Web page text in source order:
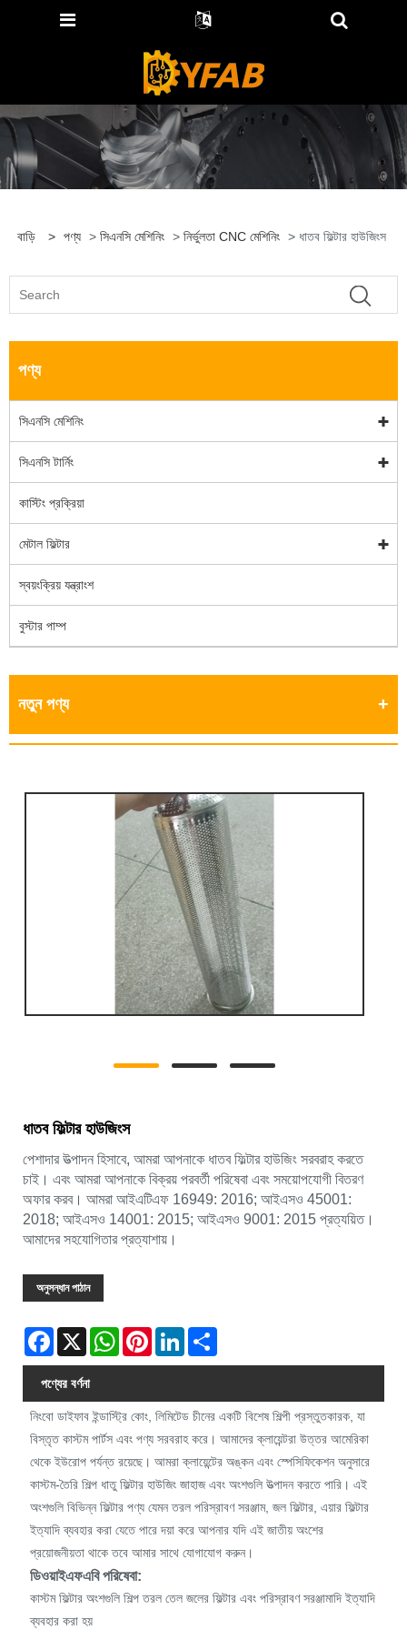
বাড়ি > পণ্য > সিএনসি মেশিনিং > নির্ভুলতা CNC মেশিনিং > ধাতব ফিল্টার হাউজিংস
পণ্য
সিএনসি মেশিনিং
সিএনসি টার্নিং
কাস্টিং প্রক্রিয়া
মেটাল ফিল্টার
স্বয়ংক্রিয় যন্ত্রাংশ
বুস্টার পাম্প
নতুন পণ্য
ধাতব ফিল্টার হাউজিংস
পেশাদার উত্পাদন হিসাবে, আমরা আপনাকে ধাতব ফিল্টার হাউজিং সরবরাহ করতে
চাই। এবং আমরা আপনাকে বিক্রয় পরবর্তী পরিষেবা এবং সময়োপযোগী বিতরণ
অফার করব। আমরা আইএটিএফ 16949: 2016; আইএসও 45001:
2018; আইএসও 14001: 2015; আইএসও 9001: 2015 প্রত্যয়িত।
আমাদের সহযোগিতার প্রত্যাশায়।
অনুসন্ধান পাঠান
Facebook
X WhatsAppPinterestLinkedIn
পণ্যের বর্ণনা
নিংবো ডাইফাব ইন্ডাস্ট্রি কোং, লিমিটেড চীনের একটি বিশেষ শিল্পী প্রস্তুতকারক, যা
বিস্তৃত কাস্টম পার্টস এবং পণ্য সরবরাহ করে। আমাদের ক্লায়েন্টরা উত্তর আমেরিকা
থেকে ইউরোপ পর্যন্ত রয়েছে। আমরা ক্লায়েন্টের অঙ্কন এবং স্পেসিফিকেশন অনুসারে
কাস্টম-তৈরি শিল্প ধাতু ফিল্টার হাউজিং জাহাজ এবং অংশগুলি উত্পাদন করতে পারি। এই
অংশগুলি বিভিন্ন ফিল্টার পণ্য যেমন তরল পরিস্রাবণ সরঞ্জাম, জল ফিল্টার, এয়ার ফিল্টার
ইত্যাদি ব্যবহার করা যেতে পারে দয়া করে আপনার যদি এই জাতীয় অংশের
প্রয়োজনীয়তা থাকে তবে আমার সাথে যোগাযোগ করুন।
ডিওয়াইএফএবি পরিষেবা:
কাস্টম ফিল্টার অংশগুলি শিল্প তরল তেল জলের ফিল্টার এবং পরিস্রাবণ সরঞ্জামাদি ইত্যাদি
ব্যবহার করা হয়